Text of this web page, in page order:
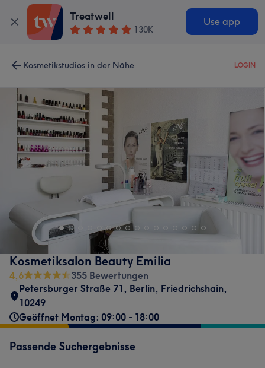
Treatwell
130K
Use app
Kosmetikstudios in der Nähe LOGIN
Kosmetiksalon Beauty Emilia
4,6
355 Bewertungen
Petersburger Straße 71, Berlin, Friedrichshain,
10249
Geöffnet Montag: 09:00 - 18:00
Passende Suchergebnisse